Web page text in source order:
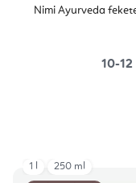
Nimi Ayurveda
10-
1 l 250 ml